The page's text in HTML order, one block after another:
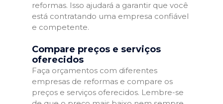
reformas. Isso ajudará a garantir que você
está contratando uma empresa confiável
e competente.
Compare preços e serviços
oferecidos
Faça orçamentos com diferentes
empresas de reformas e compare os
preços e serviços oferecidos. Lembre-se